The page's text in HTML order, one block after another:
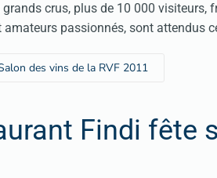
crus, plus de 10 000 visiteurs,
passionnés, sont attendus
des vins de la RVF 2011
Findi fête